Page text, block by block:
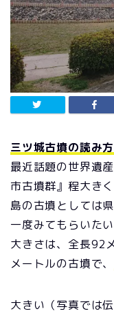
三ツ城古墳の読み
最近話題の世界遺
市古墳群』程大き
島の古墳としては
一度みてもらいたい
大きさは、全長92
メートルの古墳で、
大きい（写真では